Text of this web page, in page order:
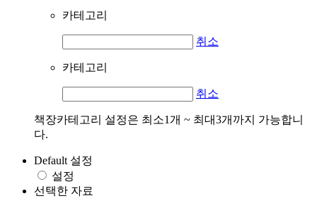
카테고리
취소
카테고리
취소
책장카테고리 설정은 최소1개 ~ 최대3개까지 가능합니
다.
Default 설정
설정
선택한 자료